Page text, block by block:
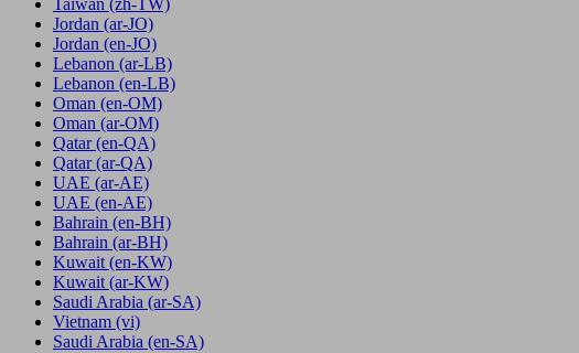
Taiwan (zh-TW)
Jordan (ar-JO)
Jordan (en-JO)
Lebanon (ar-LB)
Lebanon (en-LB)
Oman (en-OM)
Oman (ar-OM)
Qatar (en-QA)
Qatar (ar-QA)
UAE (ar-AE)
UAE (en-AE)
Bahrain (en-BH)
Bahrain (ar-BH)
Kuwait (en-KW)
Kuwait (ar-KW)
Saudi Arabia (ar-SA)
Vietnam (vi)
Saudi Arabia (en-SA)